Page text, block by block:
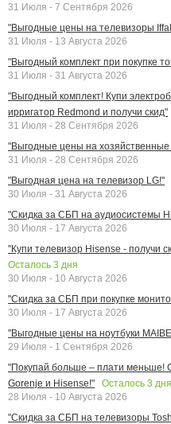
31 Июля - 7 Сентября 2026
"Выгодные цены на телевизоры
31 Июля - 13 Августа 2026
"Выгодный комплект при покупке
31 Июля - 31 Августа 2026
"Выгодный комплект! Купи
ирригатор Redmond и получи скид"
31 Июля - 28 Сентября 2026
"Выгодные цены на
31 Июля - 28 Сентября 2026
"Выгодная цена на телевизор LG!"
30 Июля - 31 Августа 2026
"Скидка за СБП на аудиосистемы
30 Июля - 17 Августа 2026
"Купи телевизор Hisense - получи
Осталось 3 дня
30 Июля - 10 Августа 2026
"Скидка за СБП при покупке
30 Июля - 17 Августа 2026
"Выгодные цены на ноутбуки
29 Июля - 1 Сентября 2026
"Покупай больше – плати меньше!
Gorenje и Hisense!"
Осталось 3 дня
28 Июля - 10 Августа 2026
"Скидка за СБП на телевизоры